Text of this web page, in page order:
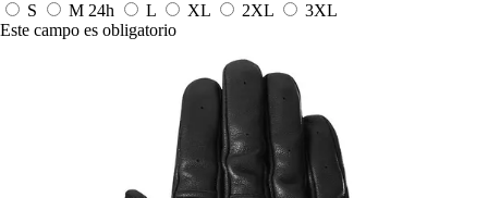
S
M 24h L XL 2XL
3XL
Este campo es obligatorio